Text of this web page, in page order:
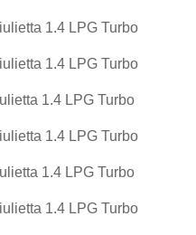
1.4 LPG Turbo
1.4 LPG Turbo
1.4 LPG Turbo
1.4 LPG Turbo
1.4 LPG Turbo
1.4 LPG Turbo